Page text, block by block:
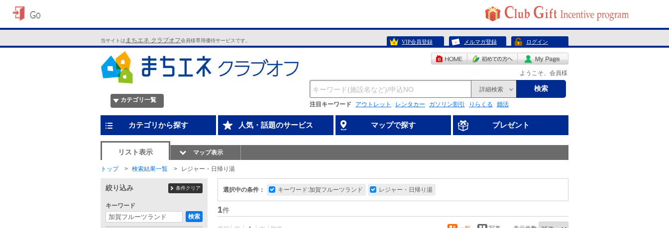
当サイトは まちエネ クラブオフ会員様専用優待サービスです。 VIP会員登録 メルマガ登録 ログイン
ようこそ、会員様
カテゴリ一覧
詳細検索 検索
注目キーワード アウトレット レンタカー ガソリン割引 りらくる 婚活
カテゴリから探す 人気・話題のサービス マップで探す プレゼント
リスト表示 マップ表示
トップ 検索結果一覧 レジャー・日帰り湯
選択中の条件： キーワード:加賀フルーツランド レジャー・日帰り湯
1件
絞り込み 条件クリア
キーワード
検索